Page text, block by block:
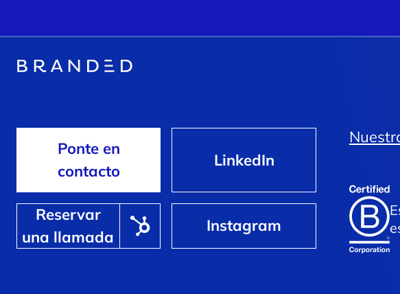
Ponte en
contacto
LinkedIn
Reservar
una llamada
Instagram